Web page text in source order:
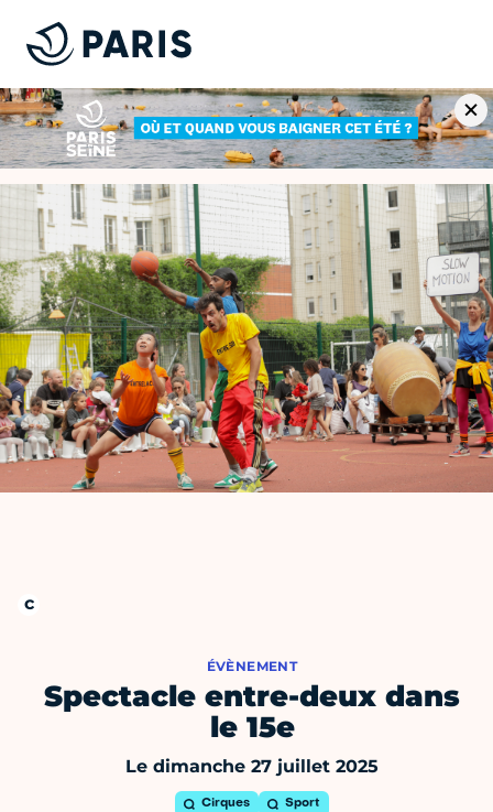
ÉVÈNEMENT
Spectacle entre-deux dans
le 15e
Le dimanche 27 juillet 2025
Cirques Sport